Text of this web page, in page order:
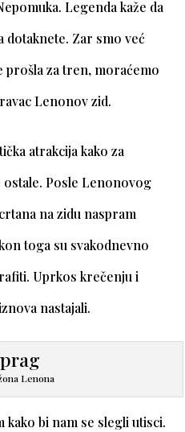
Legenda kaže da
dotaknete. Zar smo već
prošla za tren, moraćemo
Lenonov zid.
atrakcija kako za
ostale. Posle Lenonovog
na zidu naspram
toga su svakodnevno
Uprkos krečenju i
nastajali.
Lenona
bi nam se slegli utisci.